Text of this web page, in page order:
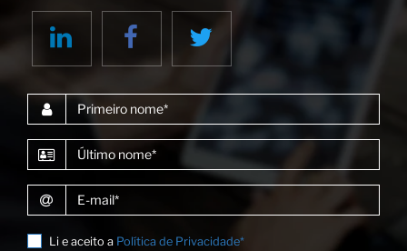
Primeiro nome
Último nome
E-mail
Li e aceito a Política de Privacidade*